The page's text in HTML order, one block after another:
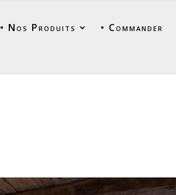
• Nos Produits • Commander